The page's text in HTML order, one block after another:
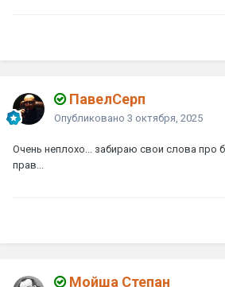
ПавелСерп
Опубликовано 3 октября, 2025
Очень неплохо... забираю свои слова про
прав...
Мойша Степан